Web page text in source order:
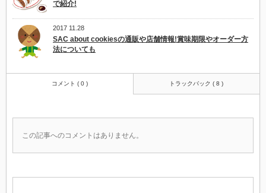
で紹介!
2017 11.28
SAC about cookiesの通販や店舗情報!賞味期限やオーダー方
法についても
コメント ( 0 ) トラックバック ( 8 )
この記事へのコメントはありません。